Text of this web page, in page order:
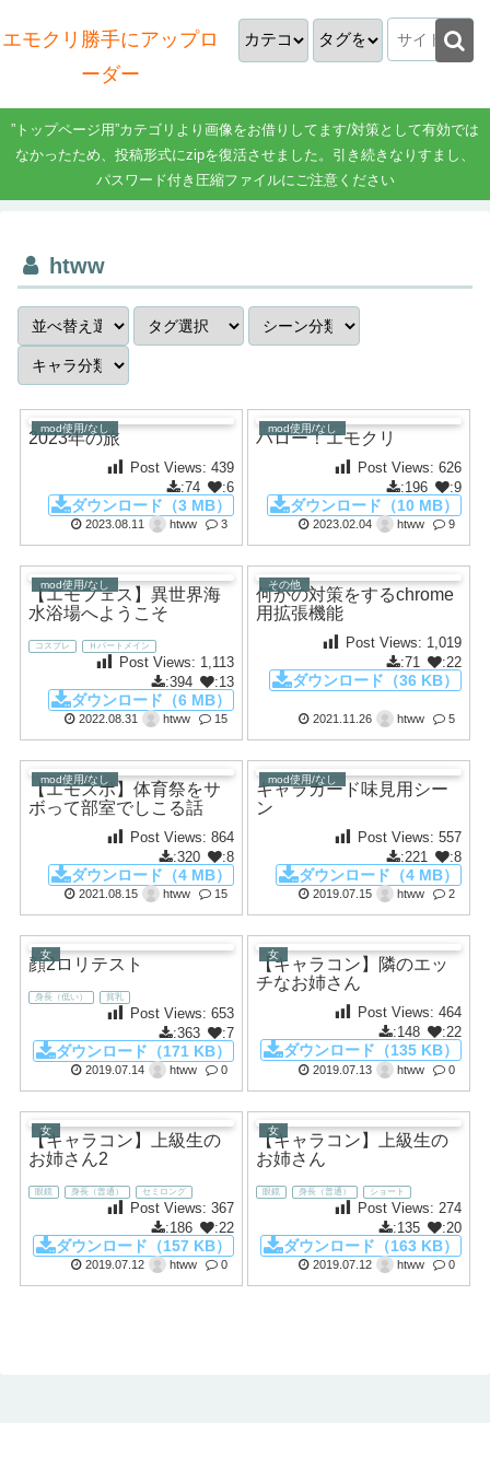
エモクリ勝手にアップロ
ーダー
”トップページ用”カテゴリより画像をお借りしてます/対策として有効では
なかったため、投稿形式にzipを復活させました。引き続きなりすまし、
パスワード付き圧縮ファイルにご注意ください
htww
mod使用/なし
2023年の旅
Post Views: 439
:74
:6
2023.08.11 htww 3
ダウンロード（3 MB）
mod使用/なし
ハロー！エモクリ
Post Views: 626
:196
:9
2023.02.04 htww 9
ダウンロード（10 MB）
mod使用/なし
【エモフェス】異世界海
水浴場へようこそ
コスプレ Ｈパートメイン
Post Views: 1,113
:394
:13
2022.08.31 htww 15
ダウンロード（6 MB）
その他
何かの対策をするchrome
用拡張機能
Post Views: 1,019
:71
:22
2021.11.26 htww 5
ダウンロード（36 KB）
mod使用/なし
【エモスポ】体育祭をサ
ボって部室でしこる話
Post Views: 864
:320
:8
2021.08.15 htww 15
ダウンロード（4 MB）
mod使用/なし
キャラカード味見用シー
ン
Post Views: 557
:221
:8
2019.07.15 htww 2
ダウンロード（4 MB）
女
顔2ロリテスト
身長（低い） 貧乳
Post Views: 653
:363
:7
2019.07.14 htww 0
ダウンロード（171 KB）
女
【キャラコン】隣のエッ
チなお姉さん
Post Views: 464
:148
:22
2019.07.13 htww 0
ダウンロード（135 KB）
女
【キャラコン】上級生の
お姉さん2
眼鏡 身長（普通） セミロング
Post Views: 367
:186
:22
2019.07.12 htww 0
ダウンロード（157 KB）
女
【キャラコン】上級生の
お姉さん
眼鏡 身長（普通） ショート
Post Views: 274
:135
:20
2019.07.12 htww 0
ダウンロード（163 KB）